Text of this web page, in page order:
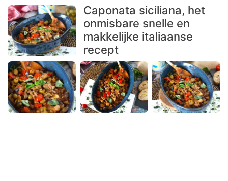
Caponata siciliana, het
onmisbare snelle en
makkelijke italiaanse
recept